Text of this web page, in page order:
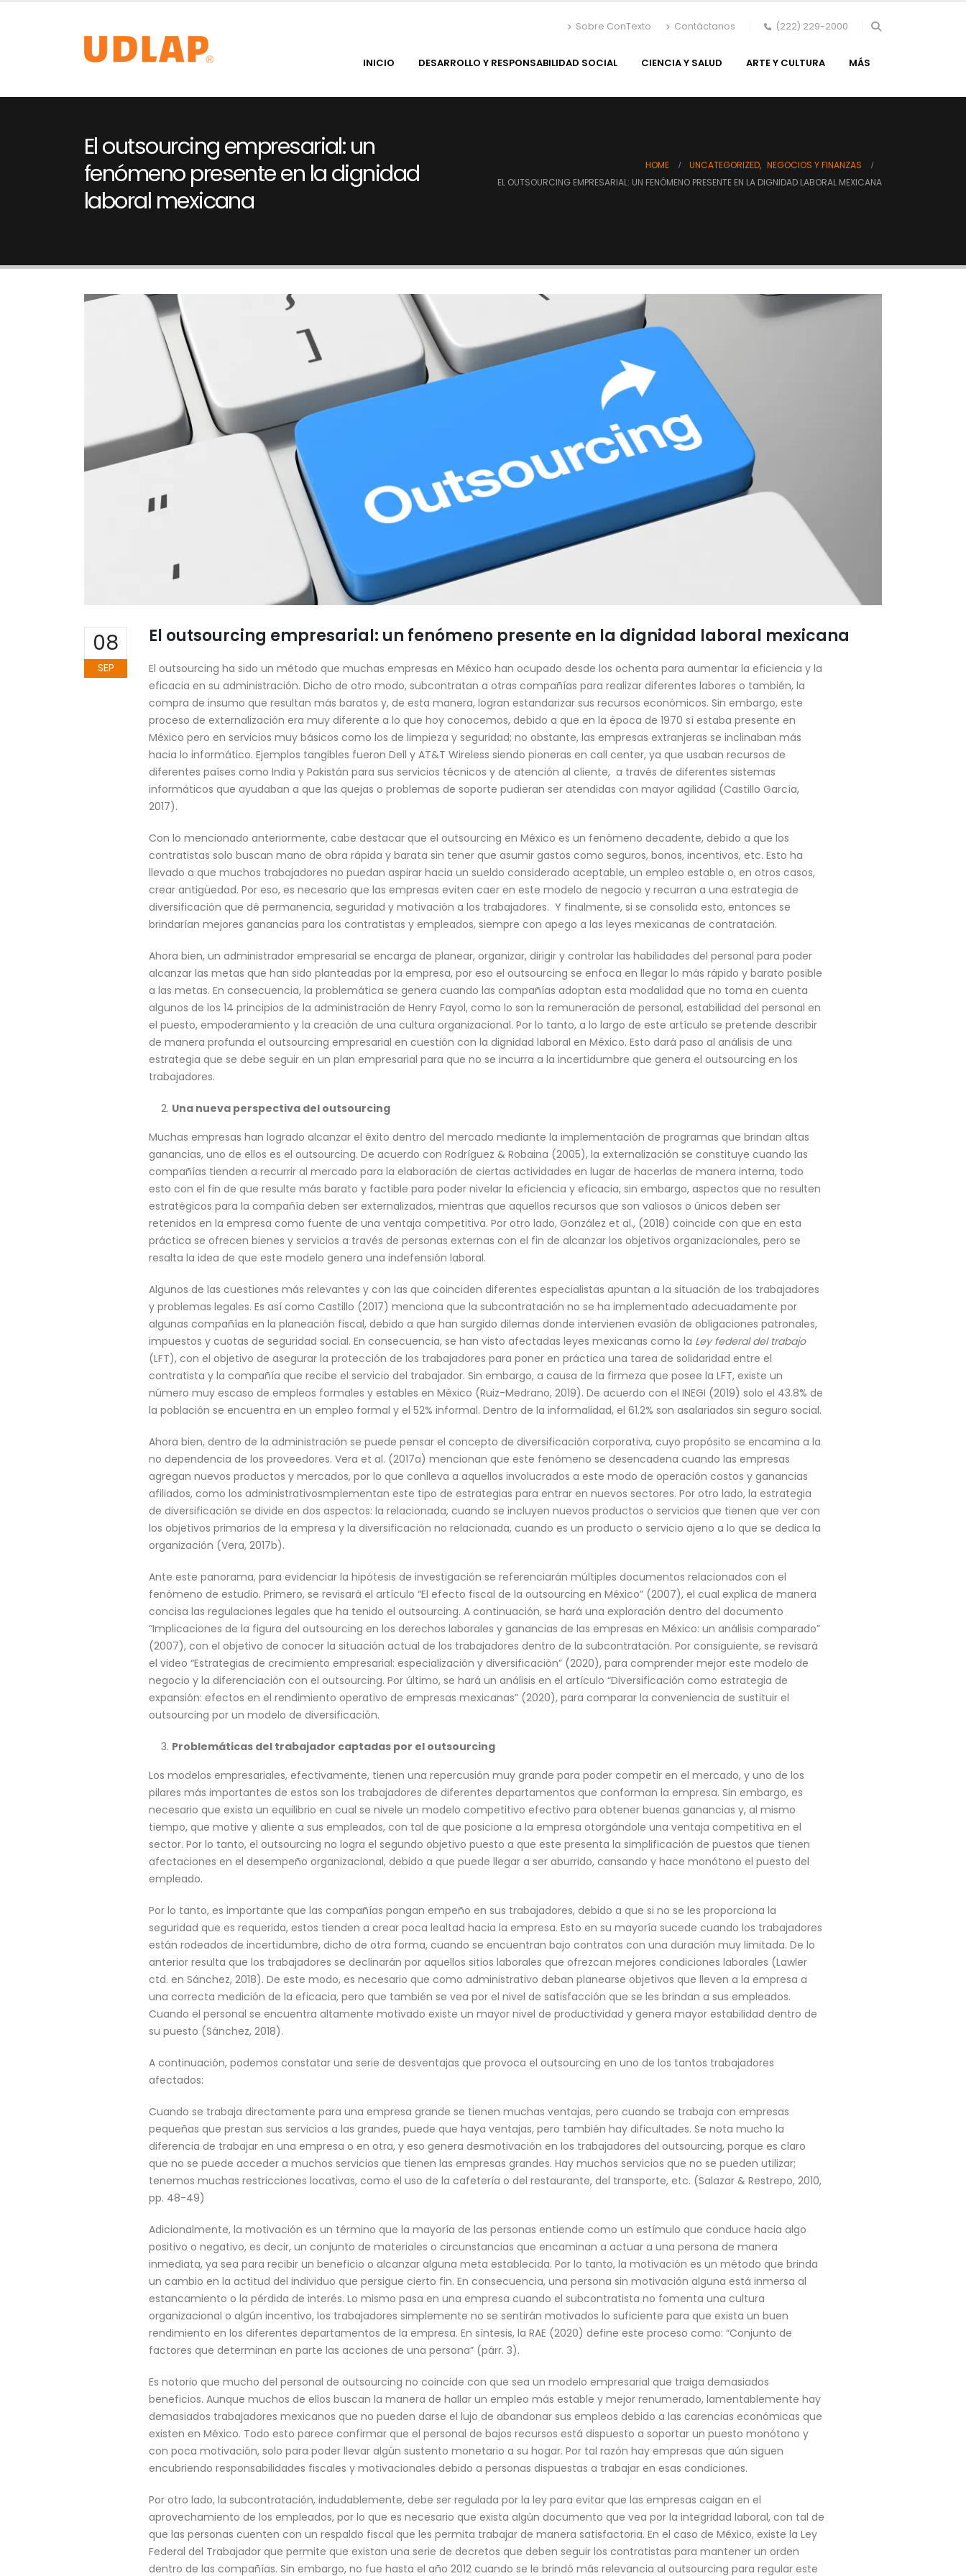
Sobre ConTexto Contáctanos (222) 229-2000
INICIO DESARROLLO Y RESPONSABILIDAD SOCIAL CIENCIA Y SALUD ARTE Y CULTURA MÁS
El outsourcing empresarial: un
fenómeno presente en la dignidad
laboral mexicana
HOME UNCATEGORIZED, NEGOCIOS Y FINANZAS
EL OUTSOURCING EMPRESARIAL: UN FENÓMENO PRESENTE EN LA DIGNIDAD LABORAL MEXICANA
08
SEP
El outsourcing empresarial: un fenómeno presente en la dignidad laboral mexicana
El outsourcing ha sido un método que muchas empresas en México han ocupado desde los ochenta para aumentar la eficiencia y la
eficacia en su administración. Dicho de otro modo, subcontratan a otras compañías para realizar diferentes labores o también, la
compra de insumo que resultan más baratos y, de esta manera, logran estandarizar sus recursos económicos. Sin embargo, este
proceso de externalización era muy diferente a lo que hoy conocemos, debido a que en la época de 1970 sí estaba presente en
México pero en servicios muy básicos como los de limpieza y seguridad; no obstante, las empresas extranjeras se inclinaban más
hacia lo informático. Ejemplos tangibles fueron Dell y AT&T Wireless siendo pioneras en call center, ya que usaban recursos de
diferentes países como India y Pakistán para sus servicios técnicos y de atención al cliente, a través de diferentes sistemas
informáticos que ayudaban a que las quejas o problemas de soporte pudieran ser atendidas con mayor agilidad (Castillo García,
2017).
Con lo mencionado anteriormente, cabe destacar que el outsourcing en México es un fenómeno decadente, debido a que los
contratistas solo buscan mano de obra rápida y barata sin tener que asumir gastos como seguros, bonos, incentivos, etc. Esto ha
llevado a que muchos trabajadores no puedan aspirar hacia un sueldo considerado aceptable, un empleo estable o, en otros casos,
crear antigüedad. Por eso, es necesario que las empresas eviten caer en este modelo de negocio y recurran a una estrategia de
diversificación que dé permanencia, seguridad y motivación a los trabajadores. Y finalmente, si se consolida esto, entonces se
brindarían mejores ganancias para los contratistas y empleados, siempre con apego a las leyes mexicanas de contratación.
Ahora bien, un administrador empresarial se encarga de planear, organizar, dirigir y controlar las habilidades del personal para poder
alcanzar las metas que han sido planteadas por la empresa, por eso el outsourcing se enfoca en llegar lo más rápido y barato posible
a las metas. En consecuencia, la problemática se genera cuando las compañías adoptan esta modalidad que no toma en cuenta
algunos de los 14 principios de la administración de Henry Fayol, como lo son la remuneración de personal, estabilidad del personal en
el puesto, empoderamiento y la creación de una cultura organizacional. Por lo tanto, a lo largo de este artículo se pretende describir
de manera profunda el outsourcing empresarial en cuestión con la dignidad laboral en México. Esto dará paso al análisis de una
estrategia que se debe seguir en un plan empresarial para que no se incurra a la incertidumbre que genera el outsourcing en los
trabajadores.
Una nueva perspectiva del outsourcing
Muchas empresas han logrado alcanzar el éxito dentro del mercado mediante la implementación de programas que brindan altas
ganancias, uno de ellos es el outsourcing. De acuerdo con Rodríguez & Robaina (2005), la externalización se constituye cuando las
compañías tienden a recurrir al mercado para la elaboración de ciertas actividades en lugar de hacerlas de manera interna, todo
esto con el fin de que resulte más barato y factible para poder nivelar la eficiencia y eficacia, sin embargo, aspectos que no resulten
estratégicos para la compañía deben ser externalizados, mientras que aquellos recursos que son valiosos o únicos deben ser
retenidos en la empresa como fuente de una ventaja competitiva. Por otro lado, González et al., (2018) coincide con que en esta
práctica se ofrecen bienes y servicios a través de personas externas con el fin de alcanzar los objetivos organizacionales, pero se
resalta la idea de que este modelo genera una indefensión laboral.
Algunos de las cuestiones más relevantes y con las que coinciden diferentes especialistas apuntan a la situación de los trabajadores
y problemas legales. Es así como Castillo (2017) menciona que la subcontratación no se ha implementado adecuadamente por
algunas compañías en la planeación fiscal, debido a que han surgido dilemas donde intervienen evasión de obligaciones patronales,
impuestos y cuotas de seguridad social. En consecuencia, se han visto afectadas leyes mexicanas como la Ley federal del trabajo
(LFT), con el objetivo de asegurar la protección de los trabajadores para poner en práctica una tarea de solidaridad entre el
contratista y la compañía que recibe el servicio del trabajador. Sin embargo, a causa de la firmeza que posee la LFT, existe un
número muy escaso de empleos formales y estables en México (Ruiz-Medrano, 2019). De acuerdo con el INEGI (2019) solo el 43.8% de
la población se encuentra en un empleo formal y el 52% informal. Dentro de la informalidad, el 61.2% son asalariados sin seguro social.
Ahora bien, dentro de la administración se puede pensar el concepto de diversificación corporativa, cuyo propósito se encamina a la
no dependencia de los proveedores. Vera et al. (2017a) mencionan que este fenómeno se desencadena cuando las empresas
agregan nuevos productos y mercados, por lo que conlleva a aquellos involucrados a este modo de operación costos y ganancias
afiliados, como los administrativosmplementan este tipo de estrategias para entrar en nuevos sectores. Por otro lado, la estrategia
de diversificación se divide en dos aspectos: la relacionada, cuando se incluyen nuevos productos o servicios que tienen que ver con
los objetivos primarios de la empresa y la diversificación no relacionada, cuando es un producto o servicio ajeno a lo que se dedica la
organización (Vera, 2017b).
Ante este panorama, para evidenciar la hipótesis de investigación se referenciarán múltiples documentos relacionados con el
fenómeno de estudio. Primero, se revisará el artículo “El efecto fiscal de la outsourcing en México” (2007), el cual explica de manera
concisa las regulaciones legales que ha tenido el outsourcing. A continuación, se hará una exploración dentro del documento
“Implicaciones de la figura del outsourcing en los derechos laborales y ganancias de las empresas en México: un análisis comparado”
(2007), con el objetivo de conocer la situación actual de los trabajadores dentro de la subcontratación. Por consiguiente, se revisará
el video “Estrategias de crecimiento empresarial: especialización y diversificación” (2020), para comprender mejor este modelo de
negocio y la diferenciación con el outsourcing. Por último, se hará un análisis en el artículo “Diversificación como estrategia de
expansión: efectos en el rendimiento operativo de empresas mexicanas” (2020), para comparar la conveniencia de sustituir el
outsourcing por un modelo de diversificación.
Problemáticas del trabajador captadas por el outsourcing
Los modelos empresariales, efectivamente, tienen una repercusión muy grande para poder competir en el mercado, y uno de los
pilares más importantes de estos son los trabajadores de diferentes departamentos que conforman la empresa. Sin embargo, es
necesario que exista un equilibrio en cual se nivele un modelo competitivo efectivo para obtener buenas ganancias y, al mismo
tiempo, que motive y aliente a sus empleados, con tal de que posicione a la empresa otorgándole una ventaja competitiva en el
sector. Por lo tanto, el outsourcing no logra el segundo objetivo puesto a que este presenta la simplificación de puestos que tienen
afectaciones en el desempeño organizacional, debido a que puede llegar a ser aburrido, cansando y hace monótono el puesto del
empleado.
Por lo tanto, es importante que las compañías pongan empeño en sus trabajadores, debido a que si no se les proporciona la
seguridad que es requerida, estos tienden a crear poca lealtad hacia la empresa. Esto en su mayoría sucede cuando los trabajadores
están rodeados de incertidumbre, dicho de otra forma, cuando se encuentran bajo contratos con una duración muy limitada. De lo
anterior resulta que los trabajadores se declinarán por aquellos sitios laborales que ofrezcan mejores condiciones laborales (Lawler
ctd. en Sánchez, 2018). De este modo, es necesario que como administrativo deban planearse objetivos que lleven a la empresa a
una correcta medición de la eficacia, pero que también se vea por el nivel de satisfacción que se les brindan a sus empleados.
Cuando el personal se encuentra altamente motivado existe un mayor nivel de productividad y genera mayor estabilidad dentro de
su puesto (Sánchez, 2018).
A continuación, podemos constatar una serie de desventajas que provoca el outsourcing en uno de los tantos trabajadores
afectados:
Cuando se trabaja directamente para una empresa grande se tienen muchas ventajas, pero cuando se trabaja con empresas
pequeñas que prestan sus servicios a las grandes, puede que haya ventajas, pero también hay dificultades. Se nota mucho la
diferencia de trabajar en una empresa o en otra, y eso genera desmotivación en los trabajadores del outsourcing, porque es claro
que no se puede acceder a muchos servicios que tienen las empresas grandes. Hay muchos servicios que no se pueden utilizar;
tenemos muchas restricciones locativas, como el uso de la cafetería o del restaurante, del transporte, etc. (Salazar & Restrepo, 2010,
pp. 48-49)
Adicionalmente, la motivación es un término que la mayoría de las personas entiende como un estímulo que conduce hacia algo
positivo o negativo, es decir, un conjunto de materiales o circunstancias que encaminan a actuar a una persona de manera
inmediata, ya sea para recibir un beneficio o alcanzar alguna meta establecida. Por lo tanto, la motivación es un método que brinda
un cambio en la actitud del individuo que persigue cierto fin. En consecuencia, una persona sin motivación alguna está inmersa al
estancamiento o la pérdida de interés. Lo mismo pasa en una empresa cuando el subcontratista no fomenta una cultura
organizacional o algún incentivo, los trabajadores simplemente no se sentirán motivados lo suficiente para que exista un buen
rendimiento en los diferentes departamentos de la empresa. En síntesis, la RAE (2020) define este proceso como: “Conjunto de
factores que determinan en parte las acciones de una persona” (párr. 3).
Es notorio que mucho del personal de outsourcing no coincide con que sea un modelo empresarial que traiga demasiados
beneficios. Aunque muchos de ellos buscan la manera de hallar un empleo más estable y mejor renumerado, lamentablemente hay
demasiados trabajadores mexicanos que no pueden darse el lujo de abandonar sus empleos debido a las carencias económicas que
existen en México. Todo esto parece confirmar que el personal de bajos recursos está dispuesto a soportar un puesto monótono y
con poca motivación, solo para poder llevar algún sustento monetario a su hogar. Por tal razón hay empresas que aún siguen
encubriendo responsabilidades fiscales y motivacionales debido a personas dispuestas a trabajar en esas condiciones.
Por otro lado, la subcontratación, indudablemente, debe ser regulada por la ley para evitar que las empresas caigan en el
aprovechamiento de los empleados, por lo que es necesario que exista algún documento que vea por la integridad laboral, con tal de
que las personas cuenten con un respaldo fiscal que les permita trabajar de manera satisfactoria. En el caso de México, existe la Ley
Federal del Trabajador que permite que existan una serie de decretos que deben seguir los contratistas para mantener un orden
dentro de las compañías. Sin embargo, no fue hasta el año 2012 cuando se le brindó más relevancia al outsourcing para regular este